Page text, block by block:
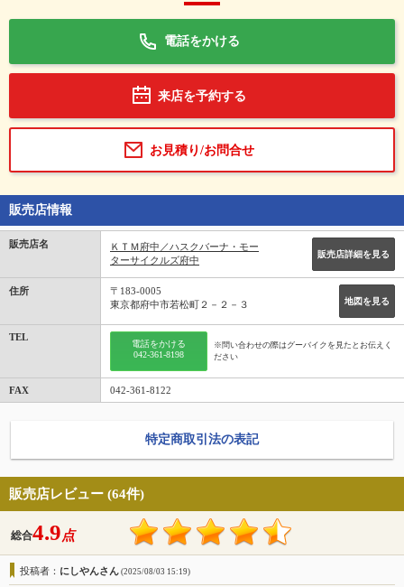
電話をかける
来店を予約する
お見積り/お問合せ
販売店情報
販売店名
ＫＴＭ府中／ハスクバーナ・モー
ターサイクルズ府中
販売店詳細を見る
住所
地図を見る
〒183-0005
東京都府中市若松町２－２－３
TEL
電話をかける
042-361-8198
※問い合わせの際はグーバイクを見たとお伝えく
ださい
FAX 042-361-8122
特定商取引法の表記
販売店レビュー (64件)
総合4.9点
投稿者： にしやんさん (2025/08/03 15:19)